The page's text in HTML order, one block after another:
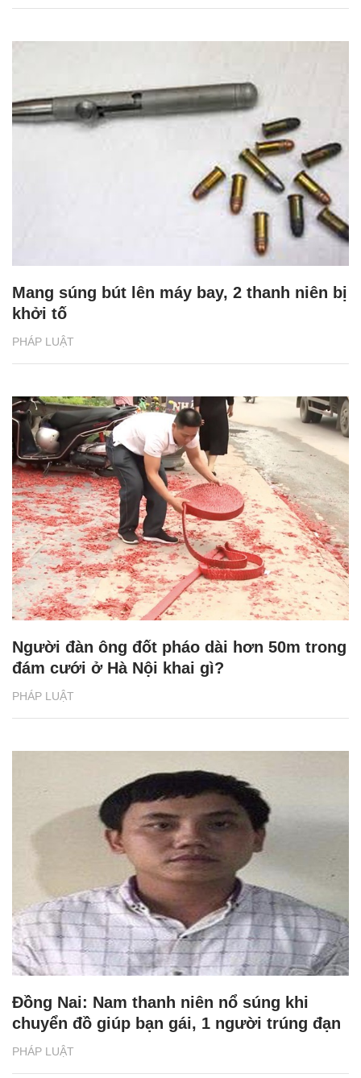
PHÁP LUẬT
Mang súng bút lên máy bay, 2 thanh niên bị
khởi tố
PHÁP LUẬT
Người đàn ông đốt pháo dài hơn 50m trong
đám cưới ở Hà Nội khai gì?
PHÁP LUẬT
Đồng Nai: Nam thanh niên nổ súng khi
chuyển đồ giúp bạn gái, 1 người trúng đạn